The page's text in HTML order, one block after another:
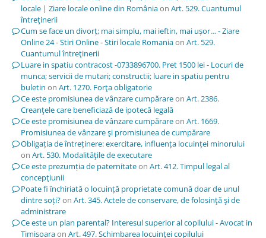
locale | Ziare locale online din Româniaon Art. 529. Cuantumul
întreţinerii
Cum se face un divorț; mai simplu, mai ieftin, mai ușor… - Ziare
Online 24 - Stiri Online - Stiri locale Romaniaon Art. 529.
Cuantumul întreţinerii
Luare in spatiu contracost -0733896700. Pret 1500 lei - Locuri de
munca; servicii de mutari; constructii; luare in spatiu pentru
buletin on Art. 1270. Forţa obligatorie
Ce este promisiunea de vânzare cumpărareon Art. 2386.
Creanţele care beneficiază de ipotecă legală
Ce este promisiunea de vânzare cumpărareon Art. 1669.
Promisiunea de vânzare şi promisiunea de cumpărare
Obligația de întreținere: exercitare, influența locuinței minorului
on Art. 530. Modalităţile de executare
Ce este prezumția de paternitateon Art. 412. Timpul legal al
concepţiunii
Poate fi închiriată o locuință proprietate comună doar de unul
dintre soți?on Art. 345. Actele de conservare, de folosinţă şi de
administrare
Ce este un plan parental? Interesul superior al copilului - Avocat in
Timisoaraon Art. 497. Schimbarea locuinţei copilului